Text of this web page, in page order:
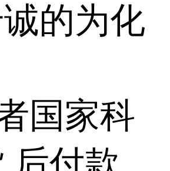
的为化
国家科
付款,